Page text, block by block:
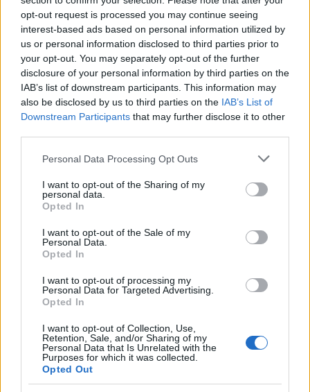
opt-out request is processed you may continue seeing
interest-based ads based on personal information utilized by
us or personal information disclosed to third parties prior to
your opt-out. You may separately opt-out of the further
disclosure of your personal information by third parties on the
IAB’s list of downstream participants. This information may
also be disclosed by us to third parties on the IAB’s List of
Downstream Participants that may further disclose it to other
Please note that this website/app uses one or more Google
not limited to your visit or usage behaviour. You may click to
grant or deny consent to Google and its third-party tags to
use your data for below specified purposes in below Google
consent section.
Personal Data Processing Opt Outs
I want to opt-out of the Sharing of my
personal data.
Opted In
I want to opt-out of the Sale of my
Personal Data.
Opted In
I want to opt-out of processing my
Personal Data for Targeted Advertising.
Opted In
I want to opt-out of Collection, Use,
Retention, Sale, and/or Sharing of my
Personal Data that Is Unrelated with the
Purposes for which it was collected.
Opted Out
Γιορτή λήξης με συναυλία για τις Κατασκηνώσεις του